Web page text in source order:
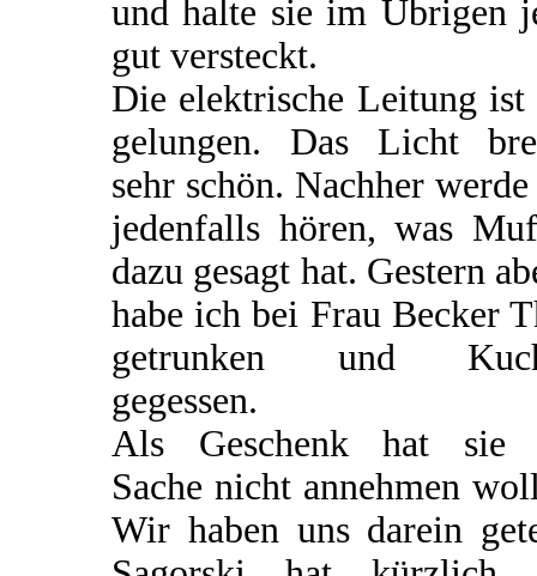
und halte sie im Übrigen
gut versteckt.
Die elektrische Leitung ist
gelungen. Das Licht
sehr schön. Nachher
jedenfalls hören, was
dazu gesagt hat. Gestern
habe ich bei Frau Becker
getrunken und
gegessen.
Als Geschenk hat sie
Sache nicht annehmen
Wir haben uns darein